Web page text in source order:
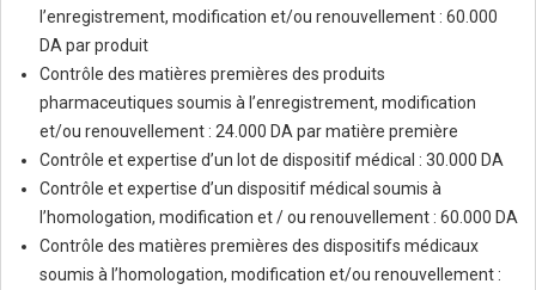
l’enregistrement, modification et/ou renouvellement : 60.000
DA par produit
Contrôle des matières premières des produits
pharmaceutiques soumis à l’enregistrement, modification
et/ou renouvellement : 24.000 DA par matière première
Contrôle et expertise d’un lot de dispositif médical : 30.000 DA
Contrôle et expertise d’un dispositif médical soumis à
l’homologation, modification et / ou renouvellement : 60.000 DA
Contrôle des matières premières des dispositifs médicaux
soumis à l’homologation, modification et/ou renouvellement :